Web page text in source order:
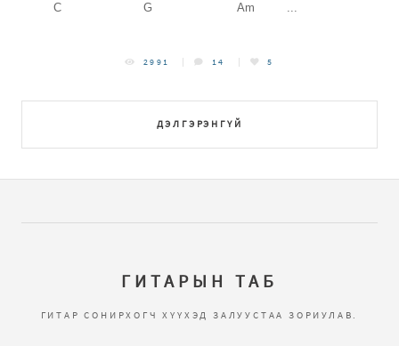
C G Am ...
ДЭЛГЭРЭНГҮЙ
2991 14 5
ГИТАРЫН ТАБ
ГИТАР СОНИРХОГЧ ХҮҮХЭД ЗАЛУУСТАА ЗОРИУЛАВ.